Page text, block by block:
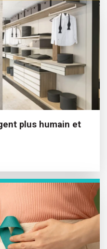
plus humain et